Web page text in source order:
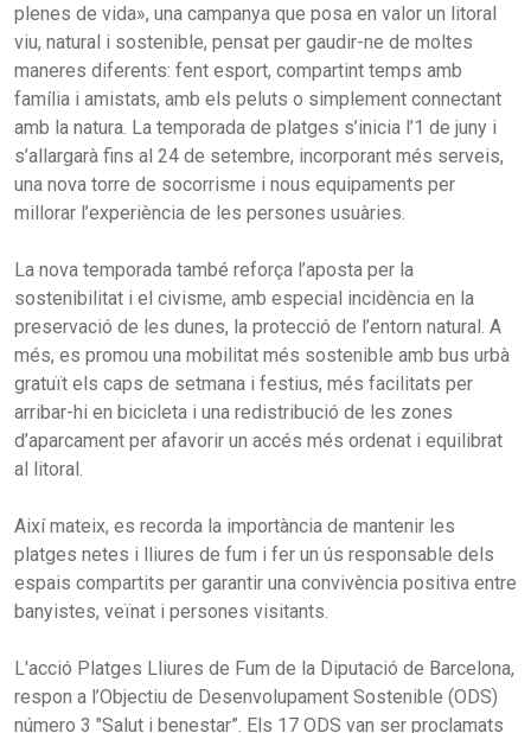
plenes de vida», una campanya que posa en valor un litoral
viu, natural i sostenible, pensat per gaudir-ne de moltes
maneres diferents: fent esport, compartint temps amb
família i amistats, amb els peluts o simplement connectant
amb la natura. La temporada de platges s’inicia l’1 de juny i
s’allargarà fins al 24 de setembre, incorporant més serveis,
una nova torre de socorrisme i nous equipaments per
millorar l’experiència de les persones usuàries.
La nova temporada també reforça l’aposta per la
sostenibilitat i el civisme, amb especial incidència en la
preservació de les dunes, la protecció de l’entorn natural. A
més, es promou una mobilitat més sostenible amb bus urbà
gratuït els caps de setmana i festius, més facilitats per
arribar-hi en bicicleta i una redistribució de les zones
d’aparcament per afavorir un accés més ordenat i equilibrat
al litoral.
Així mateix, es recorda la importància de mantenir les
platges netes i lliures de fum i fer un ús responsable dels
espais compartits per garantir una convivència positiva entre
banyistes, veïnat i persones visitants.
L'acció Platges Lliures de Fum de la Diputació de Barcelona,
respon a l’Objectiu de Desenvolupament Sostenible (ODS)
número 3 "Salut i benestar”. Els 17 ODS van ser proclamats